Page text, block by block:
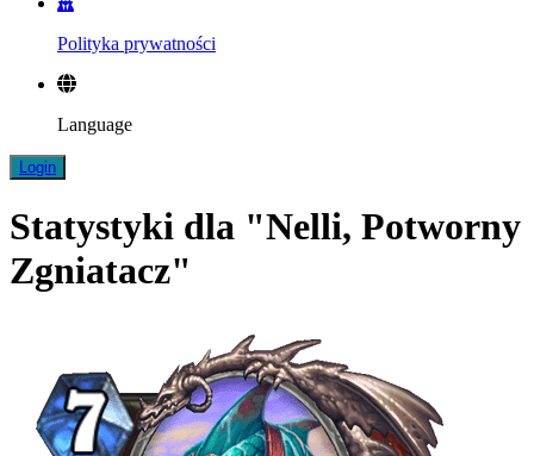
Polityka prywatności
Language
Login
Statystyki dla "Nelli, Potworny
Zgniatacz"